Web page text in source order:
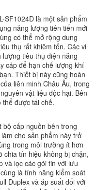
SF1024D là một sản phẩm
năng lượng tiên tiến mới
có thể mở rộng dung
thụ rất khiêm tốn. Các vi
tiêu thụ điện năng
cáp để hạn chế lượng khí
Thiết bị này cũng hoàn
liên minh Châu Âu, trong
vật liệu độc hại. Bên
thể được tái chế.
bộ cấp nguồn bên trong
cho sản phẩm này trở
trong môi trường ít hơn
chia tín hiệu không bị chặn,
và lọc các gói tin với lưu
là tính năng kiểm soát
Duplex và áp suất đối với